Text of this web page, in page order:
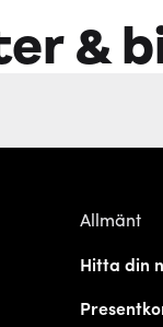
&
Allmänt
Hitta din